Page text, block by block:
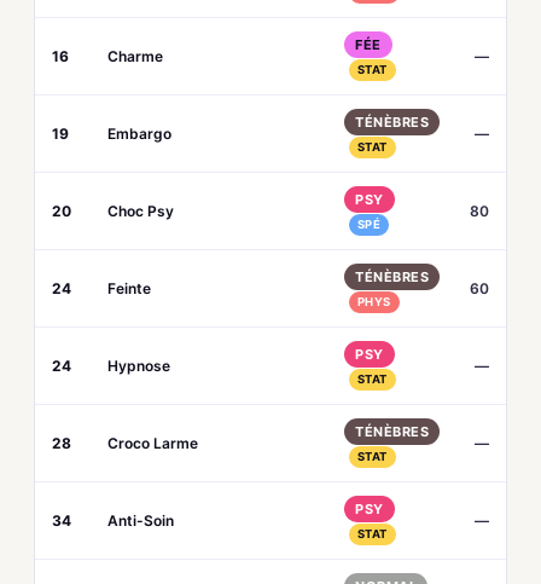
16 Charme
FÉE
STAT
—
19 Embargo
TÉNÈBRES
STAT
—
20 Choc Psy
PSY
SPÉ
80
24 Feinte
TÉNÈBRES
PHYS
60
24 Hypnose
PSY
STAT
—
28 Croco Larme
TÉNÈBRES
STAT
—
34 Anti-Soin
PSY
STAT
—